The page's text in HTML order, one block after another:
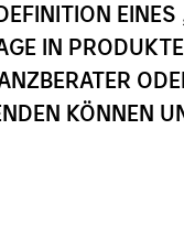
IN
KÖNNEN